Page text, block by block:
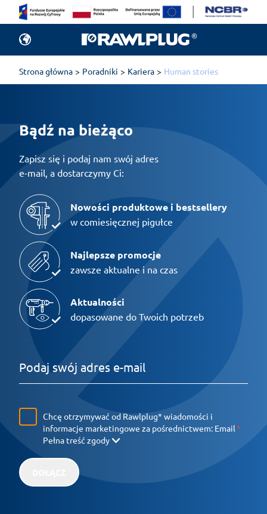
Strona główna Poradniki Kariera Human stories
Bądź na bieżąco
Zapisz się i podaj nam swój adres
e-mail, a dostarczymy Ci:
Nowości produktowe i bestsellery
w comiesięcznej pigułce
Najlepsze promocje
zawsze aktualne i na czas
Aktualności
dopasowane do Twoich potrzeb
Chcę otrzymywać od Rawlplug* wiadomości i
informacje marketingowe za pośrednictwem: Email
Pełna treść zgody